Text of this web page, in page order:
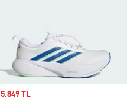
Sale price
5.849 TL